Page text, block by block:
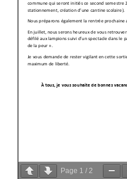
Page 1 / 2